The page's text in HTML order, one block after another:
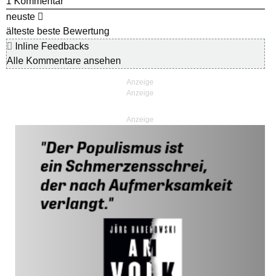
neuste
älteste beste Bewertung
Inline Feedbacks
Alle Kommentare ansehen
Anzeige